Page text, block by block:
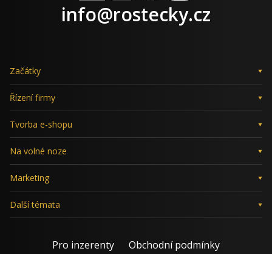
LinkedIn
X FacebookInstagram
info@rostecky.cz
Začátky
Řízení firmy
Tvorba e-shopu
Na volné noze
Marketing
Další témata
Pro inzerenty Obchodní podmínky